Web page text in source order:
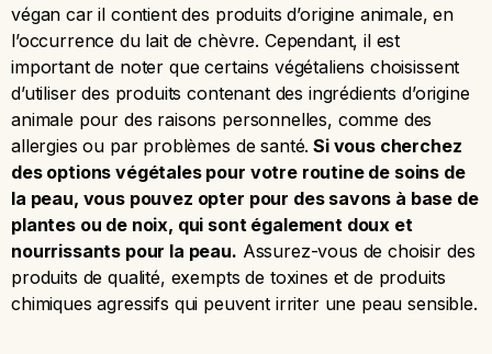
végan car il contient des produits d’origine animale, en
l’occurrence du lait de chèvre. Cependant, il est
important de noter que certains végétaliens choisissent
d’utiliser des produits contenant des ingrédients d’origine
animale pour des raisons personnelles, comme des
allergies ou par problèmes de santé. Si vous cherchez
des options végétales pour votre routine de soins de
la peau, vous pouvez opter pour des savons à base de
plantes ou de noix, qui sont également doux et
nourrissants pour la peau. Assurez-vous de choisir des
produits de qualité, exempts de toxines et de produits
chimiques agressifs qui peuvent irriter une peau sensible.